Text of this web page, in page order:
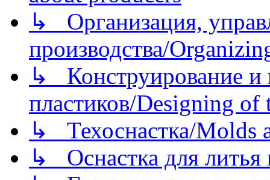
↳ Организация,
производства/
↳ Конструирование и
пластиков/Designing of
↳ Техоснастка/Molds
↳ Оснастка для литья